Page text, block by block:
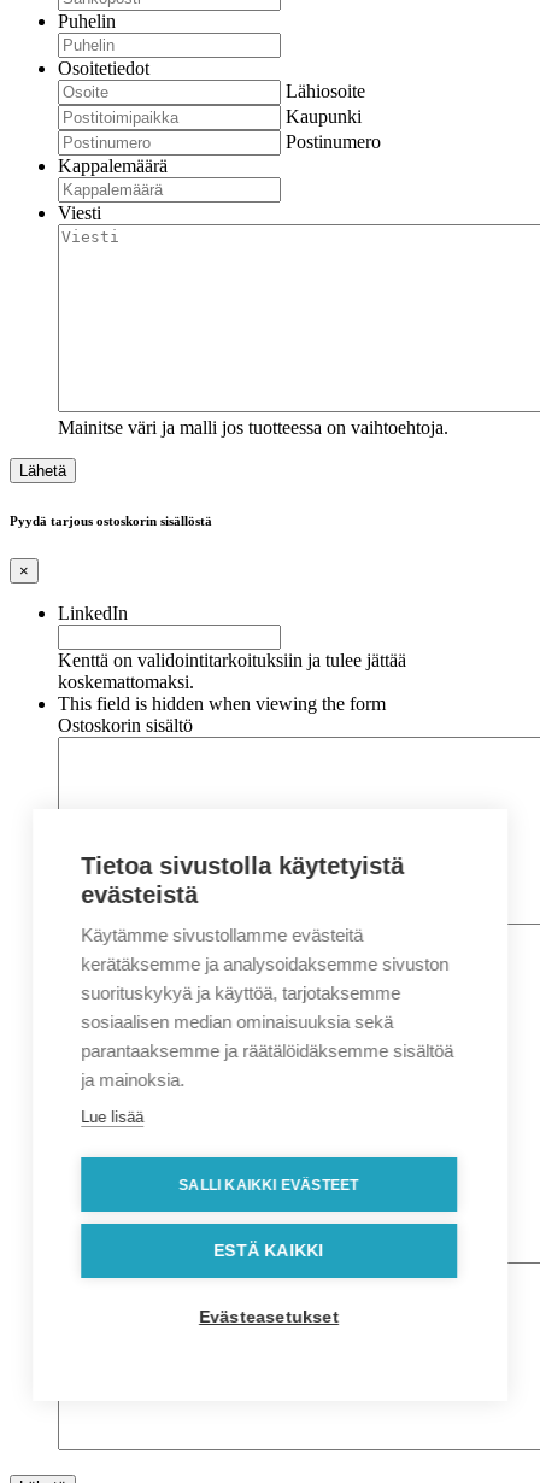
Puhelin
Osoitetiedot
Lähiosoite
Kaupunki
Postinumero
Kappalemäärä
Viesti
Mainitse väri ja malli jos tuotteessa on vaihtoehtoja.
Pyydä tarjous ostoskorin sisällöstä
×
LinkedIn
Kenttä on validointitarkoituksiin ja tulee jättää
koskemattomaksi.
This field is hidden when viewing the form
Ostoskorin sisältö
Nimi*
Etunimi
Sukunimi
Sähköposti*
Puhelin*
Osoitetiedot
Lähiosoite
Postinumero
Tietoa sivustolla käytetyistä
evästeistä
Käytämme sivustollamme evästeitä
kerätäksemme ja analysoidaksemme sivuston
suorituskykyä ja käyttöä, tarjotaksemme
sosiaalisen median ominaisuuksia sekä
parantaaksemme ja räätälöidäksemme sisältöä
ja mainoksia.
Lue lisää
SALLI KAIKKI EVÄSTEET
ESTÄ KAIKKI
Evästeasetukset